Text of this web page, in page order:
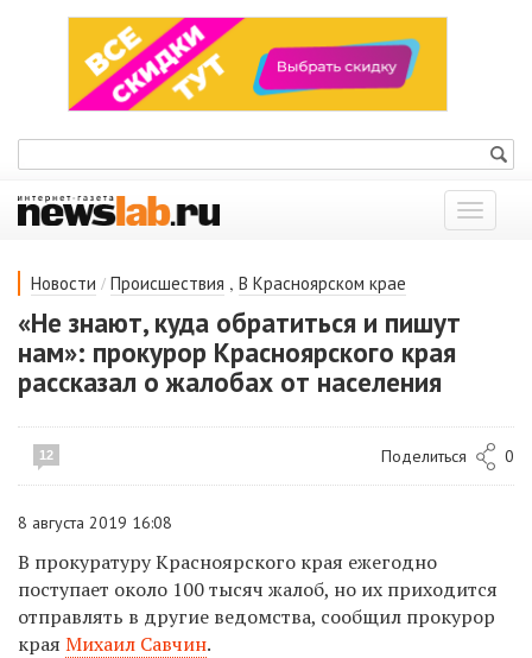
Показать
меню
Новости / Происшествия , В Красноярском крае
«Не знают, куда обратиться и пишут
нам»: прокурор Красноярского края
рассказал о жалобах от населения
12 Поделиться 0
8 августа 2019 16:08
В прокуратуру Красноярского края ежегодно
поступает около 100 тысяч жалоб, но их приходится
отправлять в другие ведомства, сообщил прокурор
края Михаил Савчин.